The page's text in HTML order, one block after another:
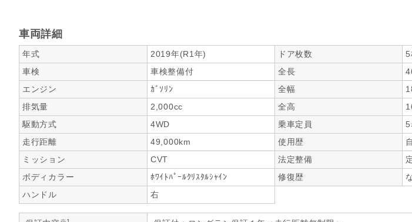
車両詳細
年式 2019年(R1年) ドア枚数
5
車検
車検整備付 全長
エンジン
ｶﾞｿﾘﾝ 全幅
排気量
2,000cc 全高
駆動方式
4WD 乗車定員
5
走行距離
49,000km 使用歴
ミッション
CVT 法定整備
ボディカラー
ﾎﾜｲﾄﾊﾟｰﾙｸﾘｽﾀﾙｼｬｲﾝ 修復歴
ハンドル
右